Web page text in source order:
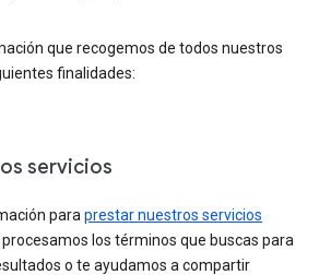
que recogemos de todos nuestros
finalidades:
servicios
para prestar nuestros servicios
los términos que buscas para
o te ayudamos a compartir